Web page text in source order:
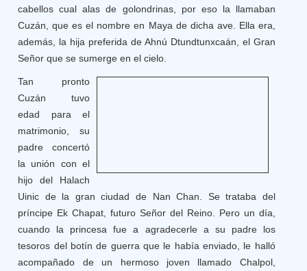
cabellos cual alas de golondrinas, por eso la llamaban
Cuzán, que es el nombre en Maya de dicha ave. Ella era,
además, la hija preferida de Ahnú Dtundtunxcaán, el Gran
Señor que se sumerge en el cielo.
Tan pronto
Cuzán tuvo
edad para el
matrimonio, su
padre concertó
la unión con el
hijo del Halach
Uinic de la gran ciudad de Nan Chan. Se trataba del
príncipe Ek Chapat, futuro Señor del Reino. Pero un día,
cuando la princesa fue a agradecerle a su padre los
tesoros del botín de guerra que le había enviado, le halló
acompañado de un hermoso joven llamado Chalpol,